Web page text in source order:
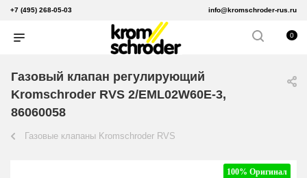
+7 (495) 268-05-03 info@kromschroder-rus.ru
0
Газовый клапан регулирующий
Kromschroder RVS 2/EML02W60E-3,
86060058
Газовые клапаны Kromschroder RVS
100% Оригинал